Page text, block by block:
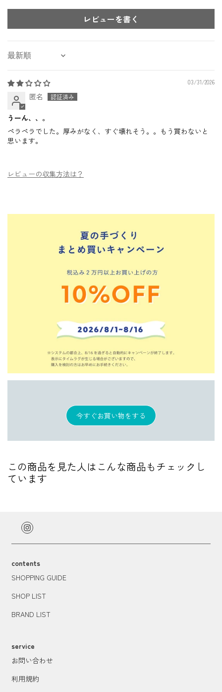
レビューを書く
Sort by
03/31/2026
匿名
うーん、、。
ペラペラでした。厚みがなく、すぐ壊れそう。。もう買わないと
思います。
レビューの収集方法は？
今すぐお買い物をする
この商品を見た人はこんな商品もチェックし
ています
contents
SHOPPING GUIDE
SHOP LIST
BRAND LIST
service
お問い合わせ
利用規約